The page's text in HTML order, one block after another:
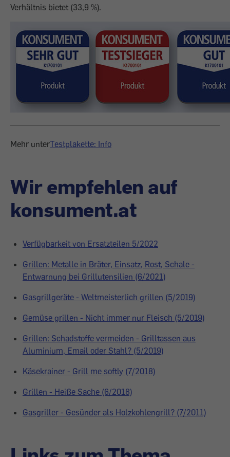
Verhältnis bietet (33,9 %).
Mehr unterTestplakette: Info
Wir empfehlen auf
konsument.at
Verfügbarkeit von Ersatzteilen 5/2022
Grillen: Metalle in Bräter, Einsatz, Rost, Schale -
Entwarnung bei Grillutensilien (6/2021)
Gasgrillgeräte - Weltmeisterlich grillen (5/2019)
Gemüse grillen - Nicht immer nur Fleisch (5/2019)
Grillen: Schadstoffe vermeiden - Grilltassen aus
Aluminium, Email oder Stahl? (5/2019)
Käsekrainer - Grill me softly (7/2018)
Grillen - Heiße Sache (6/2018)
Gasgriller - Gesünder als Holzkohlengrill? (7/2011)